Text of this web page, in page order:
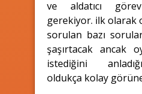
ve aldatıcı
gerekiyor. ilk olarak
sorulan bazı
şaşırtacak ancak
istediğini
oldukça kolay